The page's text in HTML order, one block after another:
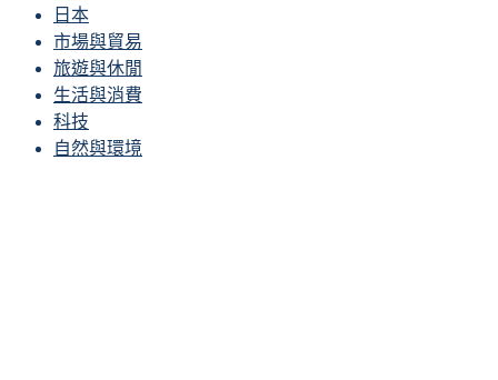
日本
市場與貿易
旅遊與休閒
生活與消費
科技
自然與環境